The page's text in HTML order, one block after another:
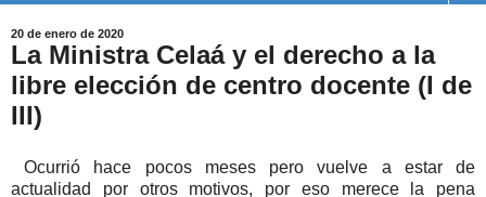
20 de enero de 2020
La Ministra Celaá y el derecho a la
libre elección de centro docente (I de
III)
Ocurrió hace pocos meses pero vuelve a estar de
actualidad por otros motivos, por eso merece la pena